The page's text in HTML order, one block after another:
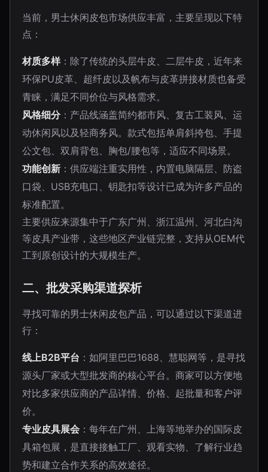
当前，男士休闲皮包市场供应丰富，主要呈现以下特
点：
材质多样：除了传统的头层牛皮、二层牛皮，近年来
环保PU皮革、超纤皮以及帆布与皮革拼接材质也备受
青睐，满足不同价位与风格需求。
风格细分：产品线涵盖简约都市风、复古工装风、运
动休闲风以及轻商务风。款式包括单肩斜挎包、手提
公文包、双肩背包、胸包/腰包等，适应不同场景。
功能创新 ：供应端注重实用性，内置电脑隔层、防盗
口袋、USB充电口、钥匙扣等设计已成为许多产品的
标准配置。
主要供应来源集中于广东广州、浙江温州、河北白沟
等皮具产业带，这些地区产业链完整，支持从OEM代
工到原创设计的大规模生产。
二、批发采购渠道探析
寻找可靠的男士休闲皮包产品，可以通过以下渠道进
行：
线上B2B平台 ：如阿里巴巴1688、慧聪网等，是寻找
源头厂家或大型批发商的核心平台。商家可以方便地
对比多家供应商的产品详情、价格、起批量和客户评
价。
专业皮具展会 ：每年在广州、上海等地举办的国际皮
具箱包展，是直接接触工厂、观看实物、了解行业趋
势和建立合作关系的高效途径。